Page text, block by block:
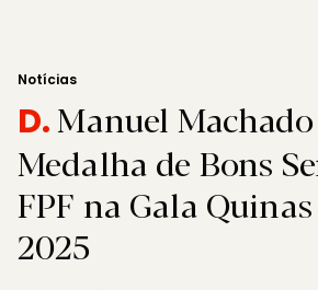
Notícias
D.Manuel
Medalha de Bons
FPF na Gala
2025